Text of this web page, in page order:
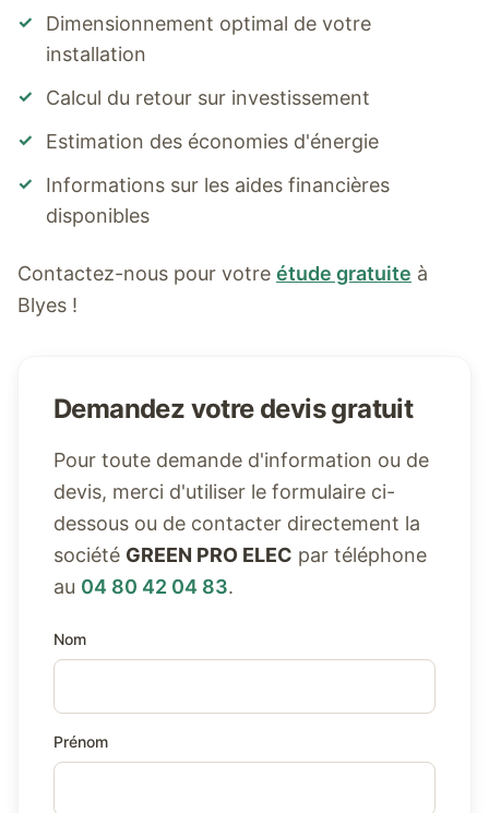
✓
Dimensionnement optimal de votre
installation
✓ Calcul du retour sur investissement
✓ Estimation des économies d'énergie
✓
Informations sur les aides financières
disponibles
Contactez-nous pour votre étude gratuite à
Blyes !
Demandez votre devis gratuit
Pour toute demande d'information ou de
devis, merci d'utiliser le formulaire ci-
dessous ou de contacter directement la
société GREEN PRO ELEC par téléphone
au 04 80 42 04 83.
Nom
Prénom